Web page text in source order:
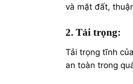
và mặt đất,
2. Tải trọng:
Tải trọng tĩnh
an toàn trong